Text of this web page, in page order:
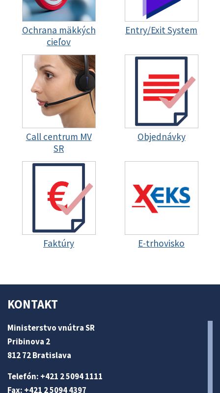
Ochrana mäkkých
cieľov
Entry/Exit System
Call centrum MV
SR
Objednávky
Faktúry E-trhovisko
KONTAKT
Ministerstvo vnútra SR
Pribinova 2
812 72 Bratislava
Telefón: +421 2 5094 1111
Fax: +421 2 5094 4397